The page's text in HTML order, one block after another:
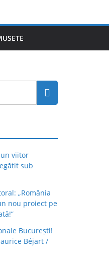
viitor
sub
„România
nou proiect pe
București!
Béjart /